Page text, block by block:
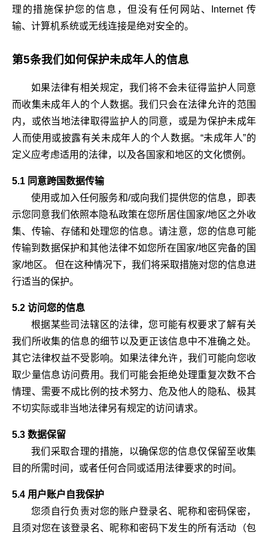
理的措施保护您的信息，但没有任何网站、Internet 传
输、计算机系统或无线连接是绝对安全的。
第5条我们如何保护未成年人的信息
如果法律有相关规定，我们将不会未征得监护人同意
而收集未成年人的个人数据。我们只会在法律允许的范围
内，或依当地法律取得监护人的同意，或是为保护未成年
人而使用或披露有关未成年人的个人数据。“未成年人”的
定义应考虑适用的法律，以及各国家和地区的文化惯例。
5.1 同意跨国数据传输
使用或加入任何服务和/或向我们提供您的信息，即表
示您同意我们依照本隐私政策在您所居住国家/地区之外收
集、传输、存储和处理您的信息。请注意，您的信息可能
传输到数据保护和其他法律不如您所在国家/地区完备的国
家/地区。 但在这种情况下，我们将采取措施对您的信息进
行适当的保护。
5.2 访问您的信息
根据某些司法辖区的法律，您可能有权要求了解有关
我们所收集的信息的细节以及更正该信息中不准确之处。
其它法律权益不受影响。如果法律允许，我们可能向您收
取少量信息访问费用。我们可能会拒绝处理重复次数不合
情理、需要不成比例的技术努力、危及他人的隐私、极其
不切实际或非当地法律另有规定的访问请求。
5.3 数据保留
我们采取合理的措施，以确保您的信息仅保留至收集
目的所需时间，或者任何合同或适用法律要求的时间。
5.4 用户账户自我保护
您须自行负责对您的账户登录名、昵称和密码保密，
且须对您在该登录名、昵称和密码下发生的所有活动（包